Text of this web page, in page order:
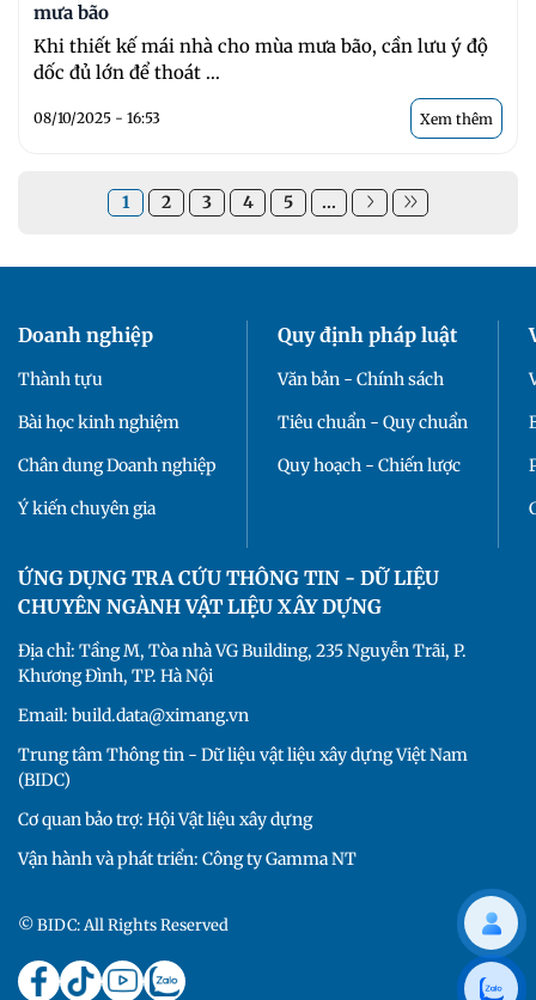
mưa bão
Khi thiết kế mái nhà cho mùa mưa bão, cần lưu ý độ
dốc đủ lớn để thoát ...
08/10/2025 - 16:53 Xem thêm
1 2 3 4 5 ...
Doanh nghiệp
Thành tựu
Bài học kinh nghiệm
Chân dung Doanh nghiệp
Ý kiến chuyên gia
Quy định pháp luật
Văn bản - Chính sách
Tiêu chuẩn - Quy chuẩn
Quy hoạch - Chiến lược
ỨNG DỤNG TRA CỨU THÔNG TIN - DỮ LIỆU
CHUYÊN NGÀNH VẬT LIỆU XÂY DỰNG
Địa chỉ: Tầng M, Tòa nhà VG Building, 235 Nguyễn Trãi, P.
Khương Đình, TP. Hà Nội
Email: build.data@ximang.vn
Trung tâm Thông tin - Dữ liệu vật liệu xây dựng Việt Nam
(BIDC)
Cơ quan bảo trợ: Hội Vật liệu xây dựng
Vận hành và phát triển: Công ty Gamma NT
© BIDC: All Rights Reserved